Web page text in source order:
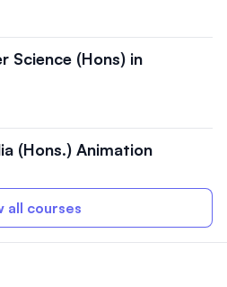
Science (Hons) in
(Hons.) Animation
all courses